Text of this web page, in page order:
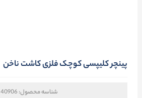
پینچر کلیپسی کوچک فلزی کاشت ناخن
شناسه محصول: 40906